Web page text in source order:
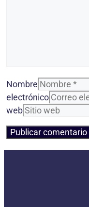
Nombre
electrónico
web